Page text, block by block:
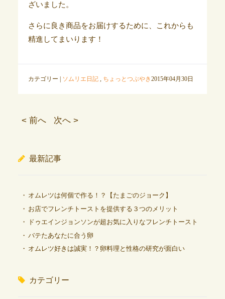
ざいました。
さらに良き商品をお届けするために、これからも
精進してまいります！
カテゴリー | ソムリエ日記, ちょっとつぶやき2015年04月30日
< 前へ 次へ >
最新記事
オムレツは何個で作る！？【たまごのジョーク】
お店でフレンチトーストを提供する３つのメリット
ドゥエインジョンソンが超お気に入りなフレンチトースト
バテたあなたに合う卵
オムレツ好きは誠実！？卵料理と性格の研究が面白い
カテゴリー